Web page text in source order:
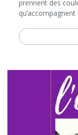
prennent des
devenu...